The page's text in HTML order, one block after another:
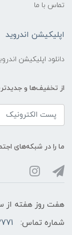
تماس با ما
اپلیکیشن اندروید
دانلود اپلیکیشن
از تخفیف‌ها و
ما را در شبکه‌های
هفت روز هفته از ساعت 9 تا 21
شماره تماس: